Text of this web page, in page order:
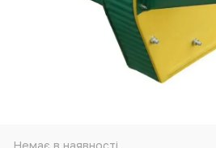
Немає в наявності